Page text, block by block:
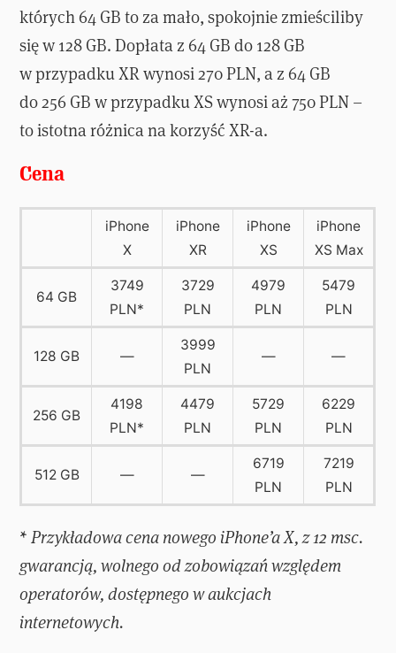
których 64 GB to za mało, spokojnie zmieściliby
się w 128 GB. Dopłata z 64 GB do 128 GB
w przypadku XR wynosi 270 PLN, a z 64 GB
do 256 GB w przypadku XS wynosi aż 750 PLN –
to istotna różnica na korzyść XR-a.
Cena
iPhone
X
iPhone
XR
iPhone
XS
iPhone
XS Max
64 GB
3749
PLN*
3729
PLN
4979
PLN
5479
PLN
128 GB —
3999
PLN
— —
256 GB
4198
PLN*
4479
PLN
5729
PLN
6229
PLN
512 GB — —
6719
PLN
7219
PLN
* Przykładowa cena nowego iPhone’a X, z 12 msc.
gwarancją, wolnego od zobowiązań względem
operatorów, dostępnego w aukcjach
internetowych.